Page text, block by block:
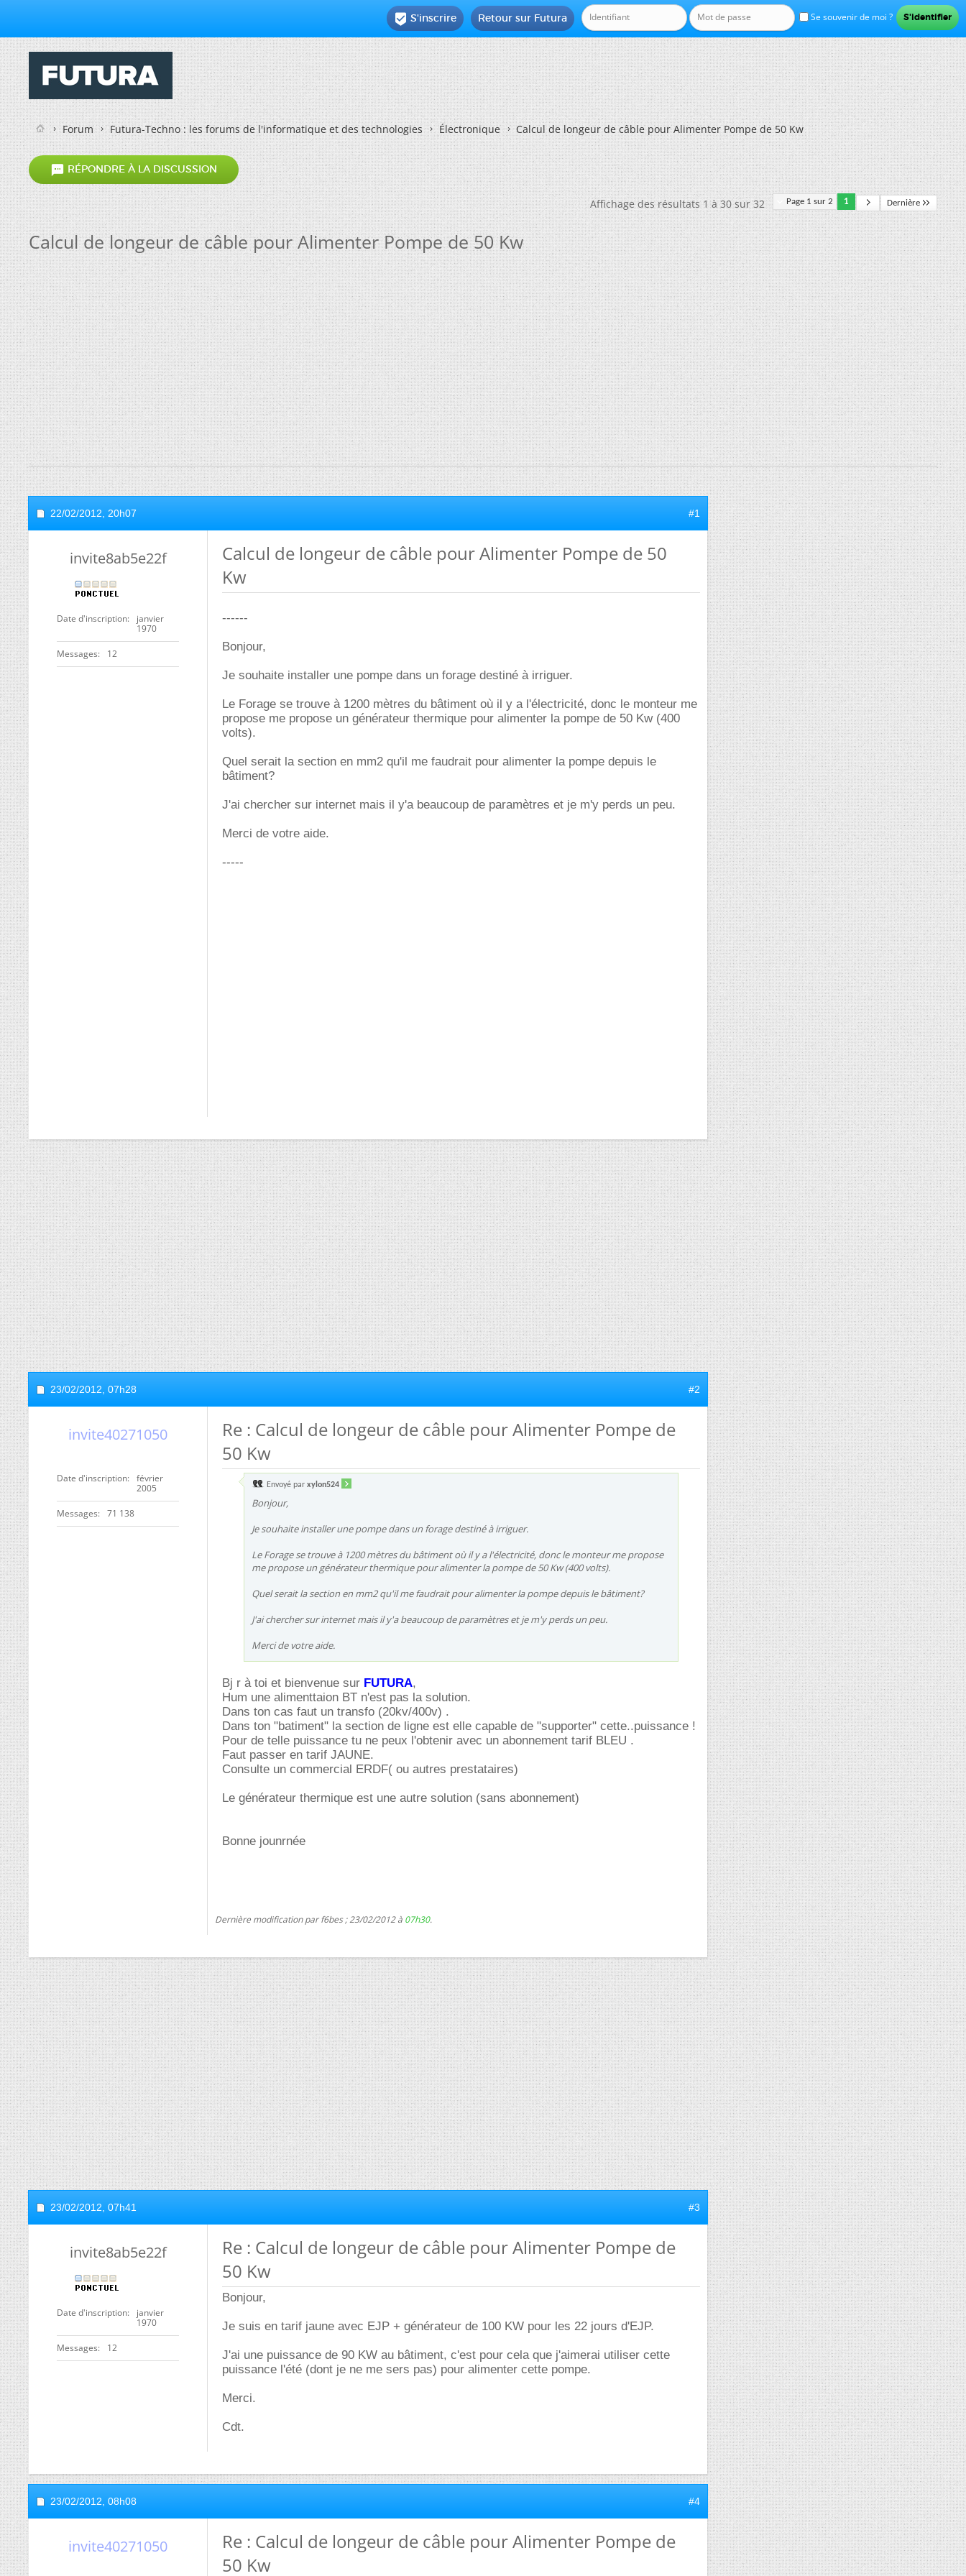
Se souvenir de moi ?
Retour sur Futura
 S'inscrire
Forum Futura-Techno : les forums de l'informatique et des technologies Électronique Calcul de longeur de câble pour Alimenter Pompe de 50 Kw
 RÉPONDRE À LA DISCUSSION
Page 1 sur 2 1 Dernière
Affichage des résultats 1 à 30 sur 32
Calcul de longeur de câble pour Alimenter Pompe de 50 Kw
22/02/2012, 20h07 #1
invite8ab5e22f
Date d'inscription
janvier
1970
Messages 12
Calcul de longeur de câble pour Alimenter Pompe de 50
Kw
------
Bonjour,
Je souhaite installer une pompe dans un forage destiné à irriguer.
Le Forage se trouve à 1200 mètres du bâtiment où il y a l'électricité, donc le monteur me
propose me propose un générateur thermique pour alimenter la pompe de 50 Kw (400
volts).
Quel serait la section en mm2 qu'il me faudrait pour alimenter la pompe depuis le
bâtiment?
J'ai chercher sur internet mais il y'a beaucoup de paramètres et je m'y perds un peu.
Merci de votre aide.
-----
23/02/2012, 07h28 #2
invite40271050
Date d'inscription
février
2005
Messages 71 138
Re : Calcul de longeur de câble pour Alimenter Pompe de
50 Kw
Envoyé par xylon524
Bonjour,
Je souhaite installer une pompe dans un forage destiné à irriguer.
Le Forage se trouve à 1200 mètres du bâtiment où il y a l'électricité, donc le monteur me propose
me propose un générateur thermique pour alimenter la pompe de 50 Kw (400 volts).
Quel serait la section en mm2 qu'il me faudrait pour alimenter la pompe depuis le bâtiment?
J'ai chercher sur internet mais il y'a beaucoup de paramètres et je m'y perds un peu.
Merci de votre aide.
Bj r à toi et bienvenue sur FUTURA,
Hum une alimenttaion BT n'est pas la solution.
Dans ton cas faut un transfo (20kv/400v) .
Dans ton "batiment" la section de ligne est elle capable de "supporter" cette..puissance !
Pour de telle puissance tu ne peux l'obtenir avec un abonnement tarif BLEU .
Faut passer en tarif JAUNE.
Consulte un commercial ERDF( ou autres prestataires)
Le générateur thermique est une autre solution (sans abonnement)
Bonne jounrnée
Dernière modification par f6bes ; 23/02/2012 à 07h30.
23/02/2012, 07h41 #3
invite8ab5e22f
Date d'inscription
janvier
1970
Messages 12
Re : Calcul de longeur de câble pour Alimenter Pompe de
50 Kw
Bonjour,
Je suis en tarif jaune avec EJP + générateur de 100 KW pour les 22 jours d'EJP.
J'ai une puissance de 90 KW au bâtiment, c'est pour cela que j'aimerai utiliser cette
puissance l'été (dont je ne me sers pas) pour alimenter cette pompe.
Merci.
Cdt.
23/02/2012, 08h08 #4
invite40271050
Re : Calcul de longeur de câble pour Alimenter Pompe de
50 Kw